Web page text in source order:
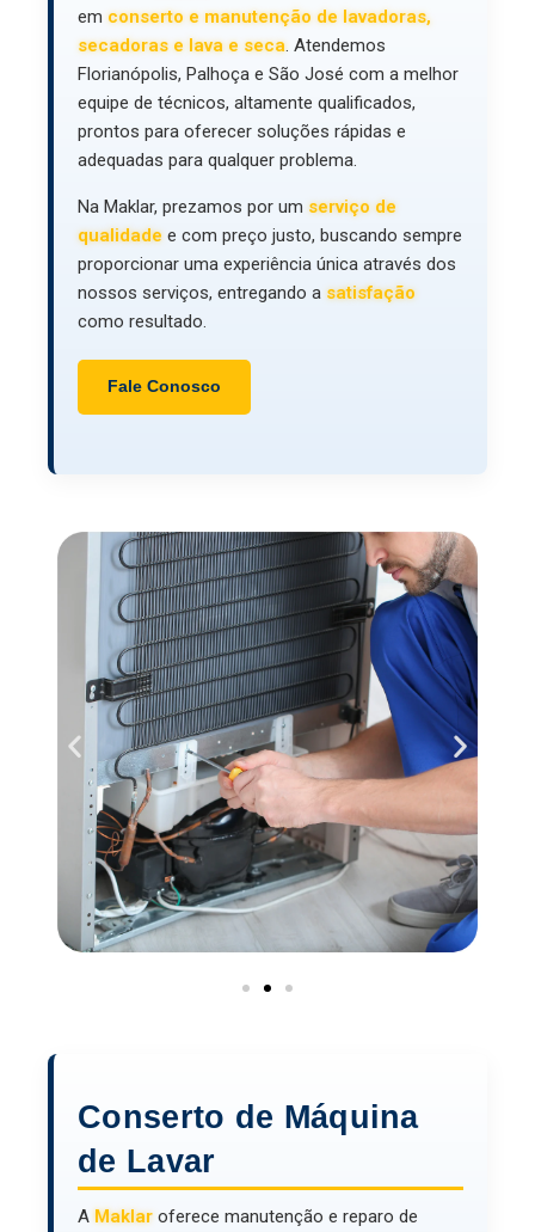
em conserto e manutenção de lavadoras,
secadoras e lava e seca. Atendemos
Florianópolis, Palhoça e São José com a melhor
equipe de técnicos, altamente qualificados,
prontos para oferecer soluções rápidas e
adequadas para qualquer problema.
Na Maklar, prezamos por um serviço de
qualidade e com preço justo, buscando sempre
proporcionar uma experiência única através dos
nossos serviços, entregando a satisfação
como resultado.
Fale Conosco
Conserto de Máquina
de Lavar
A Maklar oferece manutenção e reparo de